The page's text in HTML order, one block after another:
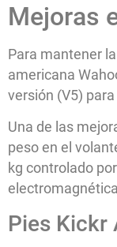
Mejoras
Para mantener
americana
versión (V5)
Una de las
peso en el
kg controlado
Pies Kickr